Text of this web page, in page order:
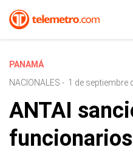
PANAMÁ
NACIONALES - 1 de septiembre
ANTAI